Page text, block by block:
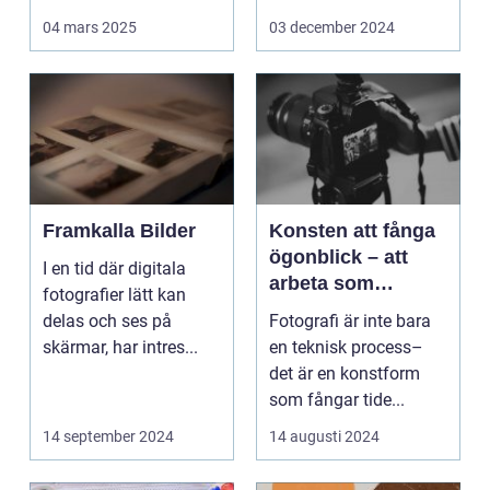
Det handlar...
04 mars 2025
arbetsmiljö s...
03 december 2024
Framkalla Bilder
I en tid där digitala
fotografier lätt kan
delas och ses på
skärmar, har intres...
14 september 2024
Konsten att fånga
ögonblick – att
arbeta som
fotograf i
Norrköping
Fotografi är inte bara
en teknisk process–
det är en konstform
som fångar tide...
14 augusti 2024